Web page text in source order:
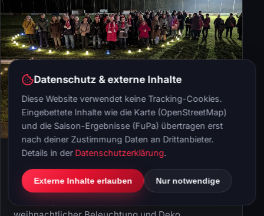
News 30. Dezember 2025
Festlicher Sportplatz
Weihnachtliche Stimmung kehrte am 20.12. auf
dem Seegrehnaer Sportplatz ein. Mit Feuerkörben,
Datenschutz & externe Inhalte
Diese Website verwendet keine Tracking-Cookies.
Eingebettete Inhalte wie die Karte (OpenStreetMap)
und die Saison-Ergebnisse (FuPa) übertragen erst
nach deiner Zustimmung Daten an Drittanbieter.
Details in der Datenschutzerklärung.
Externe Inhalte erlauben Nur notwendige